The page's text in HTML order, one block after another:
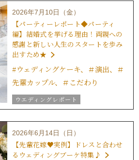
ウエディングスタッフｖｏｉｃｅ
2026年7月10日（金）
【パーティーレポート◆パーティ
編】結婚式を挙げる理由！両親への
感謝と新しい人生のスタートを歩み
出すため★
#ウェディングケーキ、＃演出、＃
先輩カップル、＃こだわり
ウエディングレポート
結婚式の演出
美花嫁ブログ
結婚式のおもてなし
ブライダルフェア
グラツィエのウエディング情報
2026年6月14日（日）
【先輩花嫁♥実例】ドレスと合わせ
るウェディングブーケ特集♪